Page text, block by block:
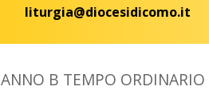
liturgia@diocesidicomo.it
ANNO B TEMPO ORDINARIO